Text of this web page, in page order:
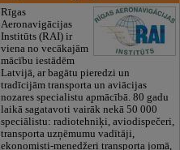
Rīgas
Aeronavigācijas
Institūts (RAI) ir
viena no vecākajām
mācību iestādēm
Latvijā, ar bagātu pieredzi un
tradīcijām transporta un aviācijas
nozares specialistu apmācībā. 80 gadu
laikā sagatavoti vairāk nekā 50 000
speciālistu: radiotehniķi, aviodispečeri,
transporta uzņēmumu vadītāji,
ekonomisti-menedžeri transporta jomā,